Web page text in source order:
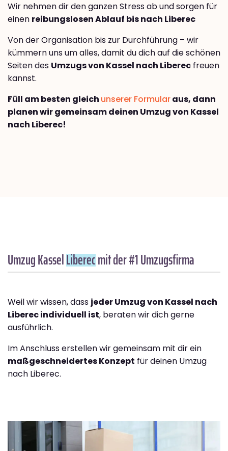
Wir nehmen dir den ganzen Stress ab und sorgen für
einen reibungslosen Ablauf bis nach Liberec
Von der Organisation bis zur Durchführung – wir
kümmern uns um alles, damit du dich auf die schönen
Seiten des Umzugs von Kassel nach Liberec freuen
kannst.
Füll am besten gleich unserer Formularaus, dann
planen wir gemeinsam deinen Umzug von Kassel
nach Liberec!
Umzug KasselLiberecmit der #1 Umzugsfirma
Weil wir wissen, dass jeder Umzug von Kassel nach
Liberec individuell ist, beraten wir dich gerne
ausführlich.
Im Anschluss erstellen wir gemeinsam mit dir ein
maßgeschneidertes Konzept für deinen Umzug
nach Liberec.